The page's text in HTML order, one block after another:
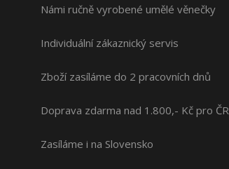
Námi ručně vyrobené umělé věnečky
Individuální zákaznický servis
Zboží zasíláme do 2 pracovních dnů
Doprava zdarma nad 1.800,- Kč pro ČR
Zasíláme i na Slovensko